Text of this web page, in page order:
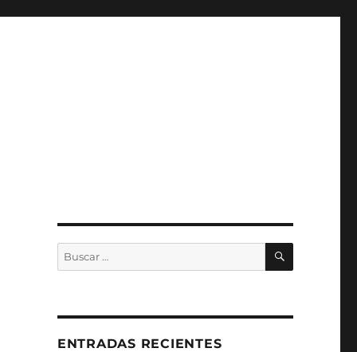
Buscar
por:
BUSCAR
ENTRADAS RECIENTES